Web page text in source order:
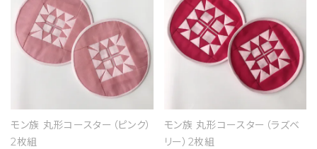
ショップブログ
- ご利用ガイド
- まとめ買いでお得
- お支払い方法について
- 配送方法・送料について
モン族 丸形コースター（ピンク）
2枚組
モン族 丸形コースター（ラズベ
リー）2枚組